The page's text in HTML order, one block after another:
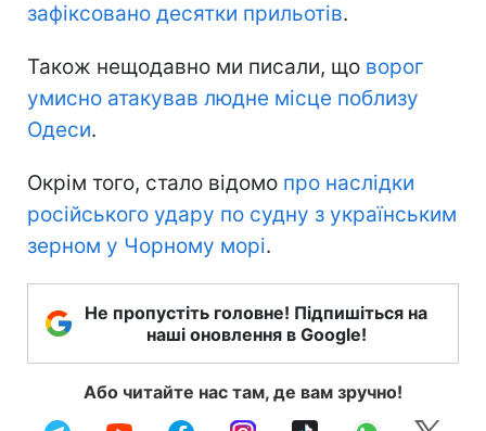
зафіксовано десятки прильотів.
Також нещодавно ми писали, що ворог
умисно атакував людне місце поблизу
Одеси.
Окрім того, стало відомо про наслідки
російського удару по судну з українським
зерном у Чорному морі.
Не пропустіть головне! Підпишіться на
наші оновлення в Google!
Або читайте нас там, де вам зручно!